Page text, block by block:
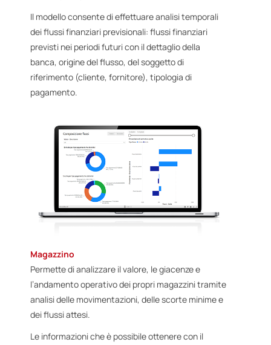
Il modello consente di effettuare analisi temporali
dei flussi finanziari previsionali: flussi finanziari
previsti nei periodi futuri con il dettaglio della
banca, origine del flusso, del soggetto di
riferimento (cliente, fornitore), tipologia di
pagamento.
Magazzino
Permette di analizzare il valore, le giacenze e
l’andamento operativo dei propri magazzini tramite
analisi delle movimentazioni, delle scorte minime e
dei flussi attesi.
Le informazioni che è possibile ottenere con il